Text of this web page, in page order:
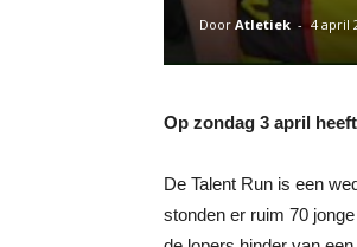
Door Atletiek - 4 april
Op zondag 3 april
De Talent Run is een
stonden er ruim 70